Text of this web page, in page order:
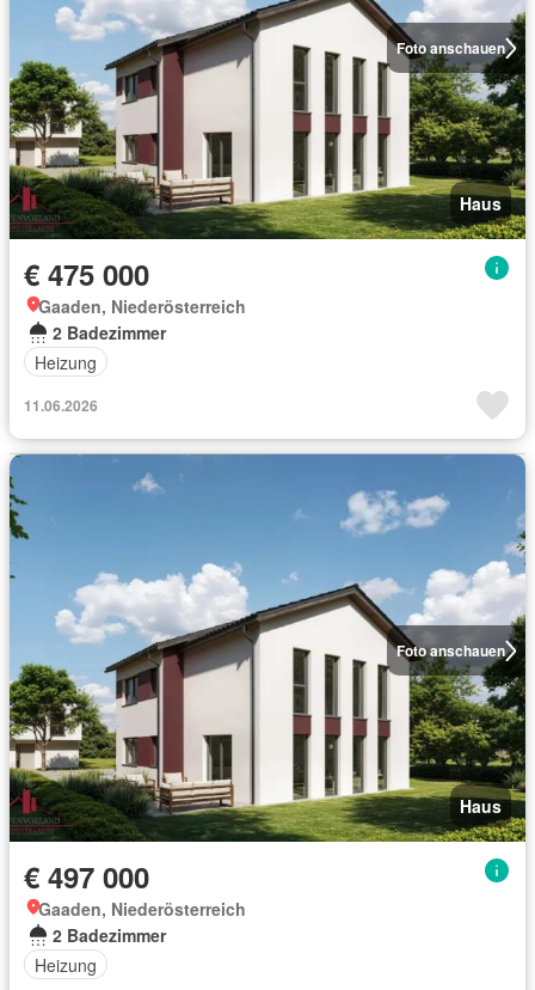
Foto anschauen
Haus
€ 475 000
Gaaden, Niederösterreich
2 Badezimmer
Heizung
11.06.2026
Foto anschauen
Haus
€ 497 000
Gaaden, Niederösterreich
2 Badezimmer
Heizung